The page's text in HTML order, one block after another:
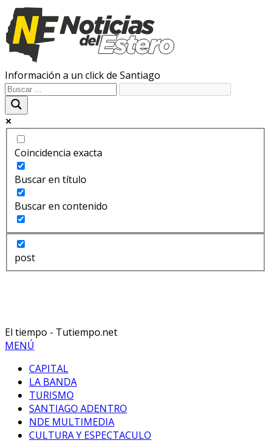
Información a un click de Santiago
Coincidencia exacta
Buscar en título
Buscar en contenido
post
El tiempo - Tutiempo.net
MENÚ
CAPITAL
LA BANDA
TURISMO
SANTIAGO ADENTRO
NDE MULTIMEDIA
CULTURA Y ESPECTACULO